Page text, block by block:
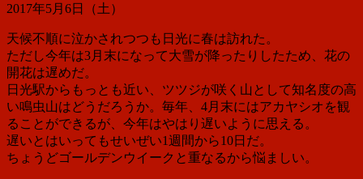
2017年5月6日（土）
天候不順に泣かされつつも日光に春は訪れた。
ただし今年は3月末になって大雪が降ったりしたため、花の
開花は遅めだ。
日光駅からもっとも近い、ツツジが咲く山として知名度の高
い鳴虫山はどうだろうか。毎年、4月末にはアカヤシオを観
ることができるが、今年はやはり遅いように思える。
遅いとはいってもせいぜい1週間から10日だ。
ちょうどゴールデンウイークと重なるから悩ましい。